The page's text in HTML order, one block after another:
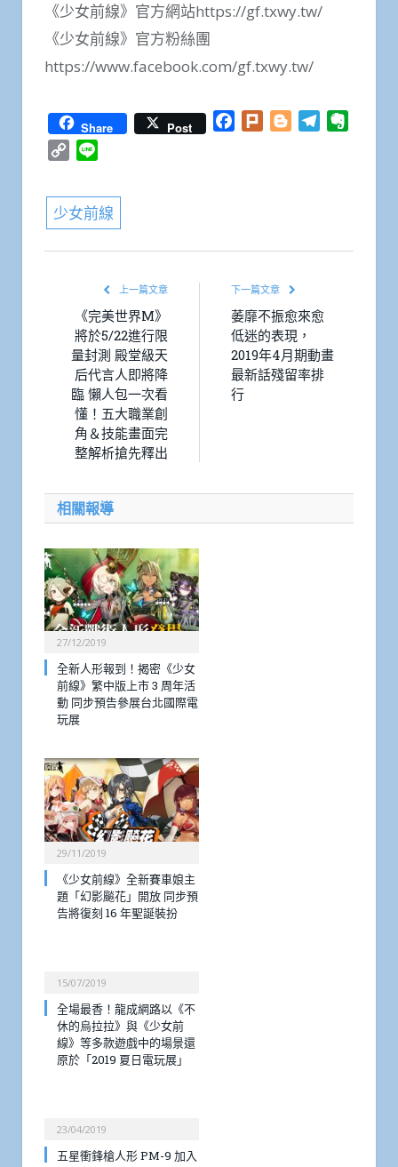
《少女前線》官方網站https://gf.txwy.tw/
《少女前線》官方粉絲團
https://www.facebook.com/gf.txwy.tw/
Share Post Facebook
Plurk BloggerTelegram
Copy
少女前線
上一篇文章
《完美世界M》
將於5/22進行限
量封測 殿堂級天
后代言人即將降
臨 懶人包一次看
懂！五大職業創
角＆技能畫面完
整解析搶先釋出
下一篇文章
萎靡不振愈來愈
低迷的表現，
2019年4月期動畫
最新話殘留率排
行
相關報導
27/12/2019
全新人形報到！揭密《少女
前線》繁中版上市 3 周年活
動 同步預告參展台北國際電
玩展
29/11/2019
《少女前線》全新賽車娘主
題「幻影飈花」開放 同步預
告將復刻 16 年聖誕裝扮
15/07/2019
全場最香！龍成網路以《不
休的烏拉拉》與《少女前
線》等多款遊戲中的場景還
原於「2019 夏日電玩展」
23/04/2019
五星衝鋒槍人形 PM-9 加入